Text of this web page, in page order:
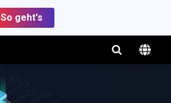
So geht's